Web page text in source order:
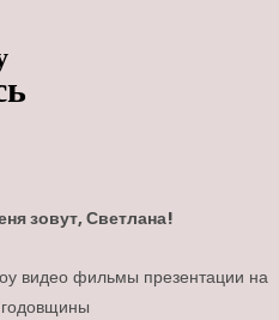
зовут, Светлана!
видео фильмы презентации на